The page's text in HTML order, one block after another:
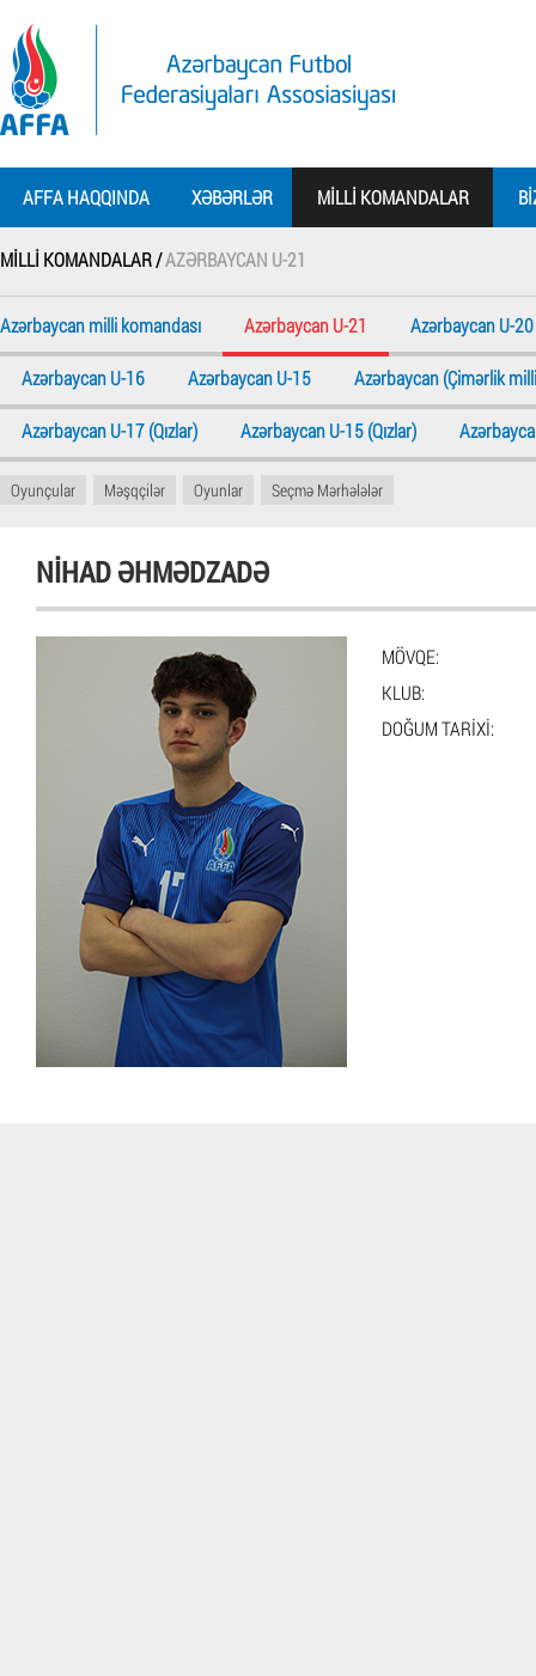
AFFA HAQQINDA XƏBƏRLƏR MILLI KOMANDALAR
MILLI KOMANDALAR /AZƏRBAYCAN U-21
Azərbaycan milli komandası Azərbaycan U-21 Azərbaycan U-20
Azərbaycan U-16 Azərbaycan U-15 Azərbaycan (Çimərlik
Azərbaycan U-17 (Qızlar) Azərbaycan U-15 (Qızlar)
Oyunçular Məşqçilər Oyunlar Seçmə Mərhələlər
NIHAD ƏHMƏDZADƏ
MÖVQE:
KLUB:
DOĞUM TARIXI: